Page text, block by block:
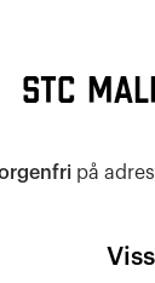
STC
på